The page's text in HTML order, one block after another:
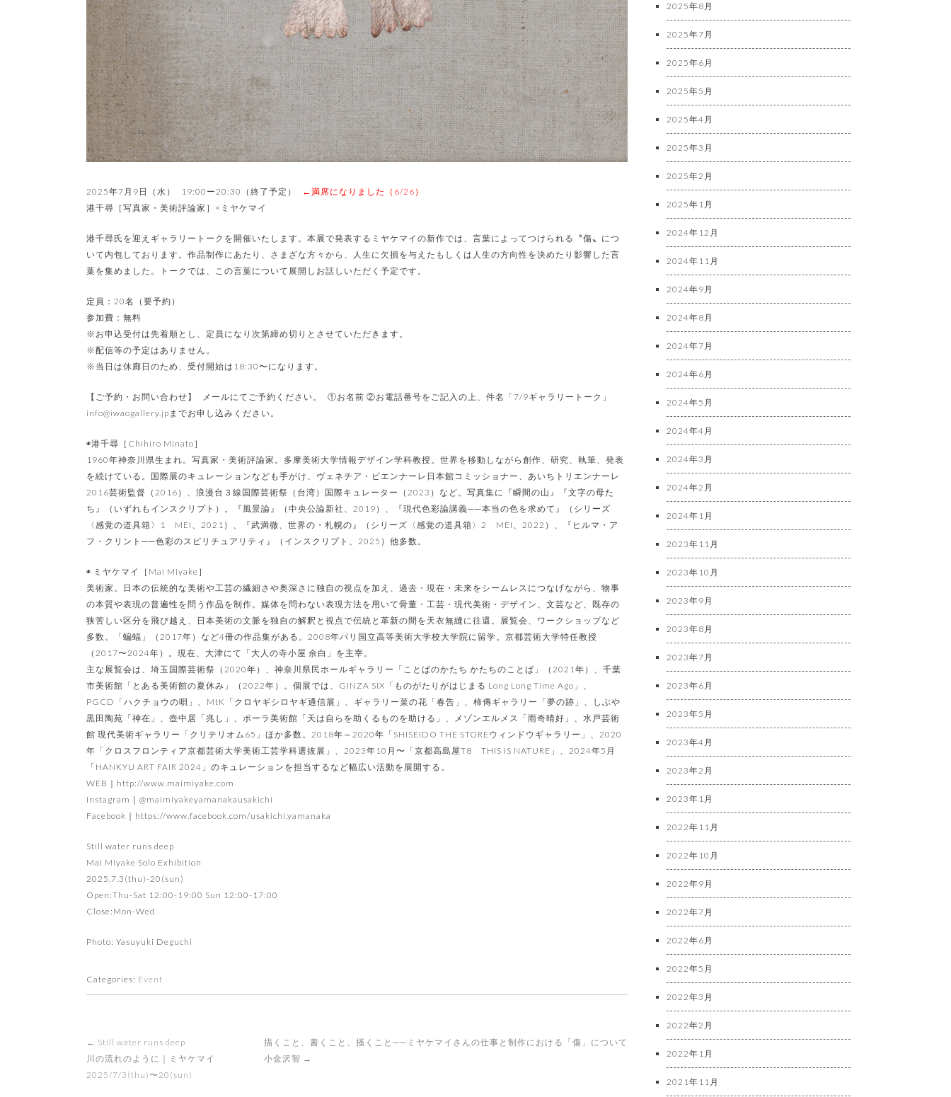
2025年7月9日（水） 19:00ー20:30（終了予定）
←満席になりました（6/26）
港千尋［写真家・美術評論家］×ミヤケマイ
港千尋氏を迎えギャラリートークを開催いたします。本展で発表するミヤケマイの新作では、言葉によってつけられる〝傷〟につ
いて内包しております。作品制作にあたり、さまざな方々から、人生に欠損を与えたもしくは人生の方向性を決めたり影響した言
葉を集めました。トークでは、この言葉について展開しお話しいただく予定です。
定員：20名（要予約）
参加費：無料
※お申込受付は先着順とし、定員になり次第締め切りとさせていただきます。
※配信等の予定はありません。
※当日は休廊日のため、受付開始は18:30〜になります。
【ご予約・お問い合わせ】 メールにてご予約ください。 ①お名前 ②お電話番号をご記入の上、件名「7/9ギャラリートーク」
info@iwaogallery.jpまでお申し込みください。
◉港千尋［Chihiro Minato］
1960年神奈川県生まれ。写真家・美術評論家。多摩美術大学情報デザイン学科教授。世界を移動しながら創作、研究、執筆、発表
を続けている。国際展のキュレーションなども手がけ、ヴェネチア・ビエンナーレ日本館コミッショナー、あいちトリエンナーレ
2016芸術監督（2016）、浪漫台３線国際芸術祭（台湾）国際キュレーター（2023）など。写真集に『瞬間の山』『文字の母た
ち』（いずれもインスクリプト）。『風景論』（中央公論新社、2019）、『現代色彩論講義──本当の色を求めて』（シリーズ
〈感覚の道具箱〉1 MEI、2021）、『武満徹、世界の・札幌の』（シリーズ〈感覚の道具箱〉2 MEI、2022）、『ヒルマ・ア
フ・クリント──色彩のスピリチュアリティ』（インスクリプト、2025）他多数。
◉ ミヤケマイ［Mai Miyake］
美術家。日本の伝統的な美術や工芸の繊細さや奥深さに独自の視点を加え、過去・現在・未来をシームレスにつなげながら、物事
の本質や表現の普遍性を問う作品を制作。媒体を問わない表現方法を用いて骨董・工芸・現代美術・デザイン、文芸など、既存の
狭苦しい区分を飛び越え、日本美術の文脈を独自の解釈と視点で伝統と革新の間を天衣無縫に往還。展覧会、ワークショップなど
多数。「蝙蝠」（2017年）など4冊の作品集がある。2008年パリ国立高等美術大学校大学院に留学。京都芸術大学特任教授
（2017〜2024年）。現在、大津にて「大人の寺小屋 余白」を主宰。
主な展覧会は、埼玉国際芸術祭（2020年）、神奈川県民ホールギャラリー「ことばのかたち かたちのことば」（2021年）、千葉
市美術館「とある美術館の夏休み」（2022年）。個展では、GINZA SIX「ものがたりがはじまる Long Long Time Ago」、
PGCD「ハクチョウの唄」、MtK「クロヤギシロヤギ通信展」、ギャラリー菜の花「春告」、柿傳ギャラリー「夢の跡」、しぶや
黒田陶苑「神在」、壺中居「兆し」、ポーラ美術館「天は自らを助くるものを助ける」、メゾンエルメス「雨奇晴好」、水戸芸術
館 現代美術ギャラリー「クリテリオム65」ほか多数。2018年～2020年「SHISEIDO THE STOREウィンドウギャラリー」、2020
年「クロスフロンティア京都芸術大学美術工芸学科選抜展」、2023年10月〜「京都高島屋T8 THIS IS NATURE」、2024年5月
「HANKYU ART FAIR 2024」のキュレーションを担当するなど幅広い活動を展開する。
WEB｜http://www.maimiyake.com
Instagram｜@maimiyakeyamanakausakichi
Facebook｜https://www.facebook.com/usakichi.yamanaka
Still water runs deep
Mai Miyake Solo Exhibition
2025.7.3(thu)-20(sun)
Open:Thu-Sat 12:00-19:00 Sun 12:00-17:00
Close:Mon-Wed
Photo: Yasuyuki Deguchi
Categories: Event
navigation
← Still water runs deep
川の流れのように｜ミヤケマイ
2025/7/3(thu)〜20(sun)
描くこと、書くこと、掻くこと──ミヤケマイさんの仕事と制作における「傷」について
小金沢智 →
2025年8月
2025年7月
2025年6月
2025年5月
2025年4月
2025年3月
2025年2月
2025年1月
2024年12月
2024年11月
2024年9月
2024年8月
2024年7月
2024年6月
2024年5月
2024年4月
2024年3月
2024年2月
2024年1月
2023年11月
2023年10月
2023年9月
2023年8月
2023年7月
2023年6月
2023年5月
2023年4月
2023年2月
2023年1月
2022年11月
2022年10月
2022年9月
2022年7月
2022年6月
2022年5月
2022年3月
2022年2月
2022年1月
2021年11月